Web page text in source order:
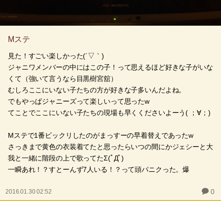
Mステ
見た！すごい楽しかった(´▽｀)
ジャニワメンバーの中にはこの子！って思えるほど好きな子がいな
くて（強いて言うなら目黒樹宮舘）
むしろここにいない子たちの方が好きな子多いんだよね。
でもやっぱジャニーズって楽しいって思ったw
てことでここにいない子たちの現場も早くくださいよーう( ；∀；)
Mステで1番ビックリしたのがまっすーの早着替えであったw
さっきまで黄色の衣装着てたと思ったらいつの間にかジェシーと大
我と一緒に階段の上で歌ってたΣ(ﾟДﾟ)
一瞬あれ！？すとーんず7人いる！？って頭パニクった。爆
2016.01.30 02:52 0